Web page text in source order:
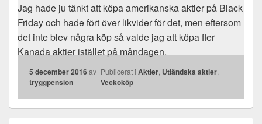
Jag hade ju tänkt att köpa amerikanska aktier på Black
Friday och hade fört över likvider för det, men eftersom
det inte blev några köp så valde jag att köpa fler
Kanada aktier istället på måndagen.
5 december 2016 av
tryggpension
Publicerat i Aktier, Utländska aktier,
Veckoköp